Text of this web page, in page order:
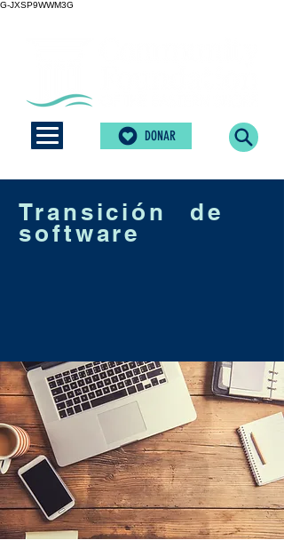
G-JXSP9WWM3G
DONAR
Transición de
software